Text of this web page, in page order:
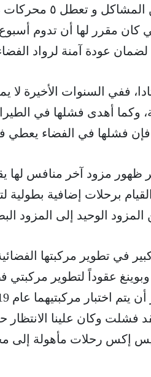
كان مقرر لها أن تدوم
عودة آمنة لرواد
ففي السنوات الأخيرة
وكما أهدى فشلها في
فإن فشلها في الفضاء
ظهور مزود آخر منافس لها
برحلات إضافية
الوحيد إلى المزود
عقوداً لتطوير مركبتي